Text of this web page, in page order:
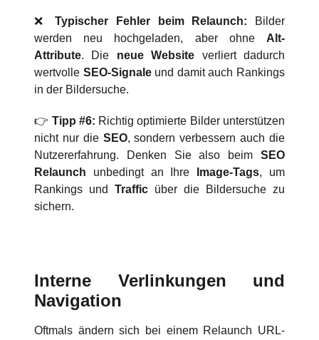
❌Typischer Fehler beim Relaunch: Bilder
werden neu hochgeladen, aber ohne Alt-
Attribute. Die neue Website verliert dadurch
wertvolle SEO-Signaleund damit auch Rankings
in der Bildersuche.
👉 Tipp #6: Richtig optimierte Bilder unterstützen
nicht nur die SEO, sondern verbessern auch die
Nutzererfahrung. Denken Sie also beim SEO
Relaunch unbedingt an Ihre Image-Tags, um
Rankings und Traffic über die Bildersuche zu
sichern.
Interne Verlinkungen und
Navigation
Oftmals ändern sich bei einem Relaunch URL-